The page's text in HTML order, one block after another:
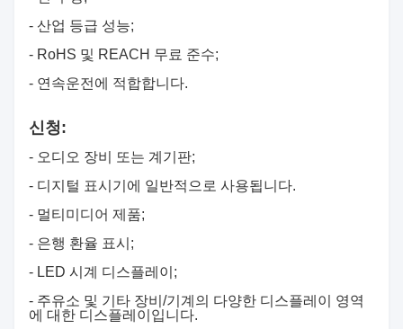
- 산업 등급 성능;
- RoHS 및 REACH 무료 준수;
- 연속운전에 적합합니다.
신청:
- 오디오 장비 또는 계기판;
- 디지털 표시기에 일반적으로 사용됩니다.
- 멀티미디어 제품;
- 은행 환율 표시;
- LED 시계 디스플레이;
- 주유소 및 기타 장비/기계의 다양한 디스플레이 영역
에 대한 디스플레이입니다.